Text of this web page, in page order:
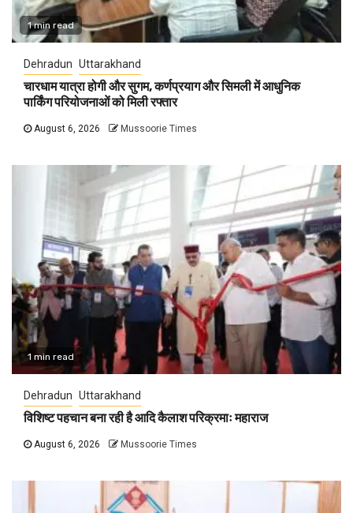
1 min read
Dehradun Uttarakhand
चारधाम यात्रा होगी और सुगम, कर्णप्रयाग और सिमली में आधुनिक
पार्किंग परियोजनाओं को मिली रफ्तार
August 6, 2026 Mussoorie Times
1 min read
Dehradun Uttarakhand
विशिष्ट पहचान बना रही है आदि कैलाश परिक्रमाः महाराज
August 6, 2026 Mussoorie Times